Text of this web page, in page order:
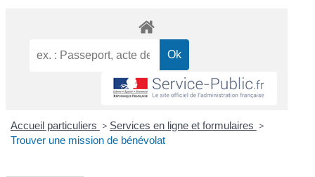
Accueil particuliers > Services en ligne et formulaires >
Trouver une mission de bénévolat